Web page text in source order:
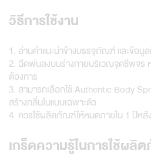
วิธีการใช้งาน
1. อ่านคำแนะนำข้างบรรจุภัณฑ์ และข้อมู
2. ฉีดพ่นลงบนร่างกายบริเวณจุดชีพจร
ต้องการ
3. สามารถเลือกใช้ Authentic Body
สร้างกลิ่นในแบบเฉพาะตัว
4. ควรใช้ผลิตภัณฑ์ให้หมดภายใน 1 ปีหลัง
เกร็ดความรู้ในการใช้ผลิ